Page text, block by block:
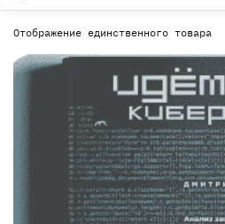
Отображение единственного товара